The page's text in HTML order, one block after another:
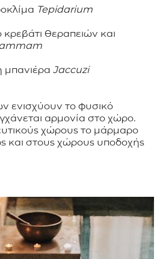
Tepidarium
θεραπειών και
μπανιέρα Jaccuzi
ενισχύουν το φυσικό
αρμονία στο χώρο.
χώρους το μάρμαρο
και στους χώρους υποδοχής